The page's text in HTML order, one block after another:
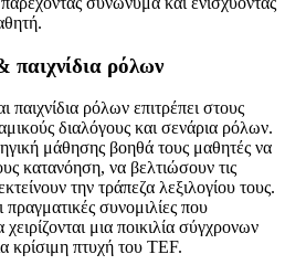
ρόλων
ρόλων επιτρέπει στους
διαλόγους και σενάρια ρόλων.
μάθησης βοηθά τους μαθητές να
κατανόηση, να βελτιώσουν τις
την τράπεζα λεξιλογίου τους.
συνομιλίες που
μια ποικιλία σύγχρονων
κρίσιμη πτυχή του TEF.